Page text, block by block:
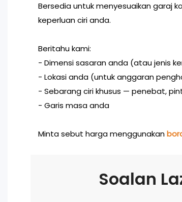
Bersedia untuk menyesuaikan garaj
keperluan ciri anda.
Beritahu kami:
- Dimensi sasaran anda (atau jenis
- Lokasi anda (untuk anggaran
- Sebarang ciri khusus — penebat,
- Garis masa anda
Minta sebut harga menggunakan
Soalan